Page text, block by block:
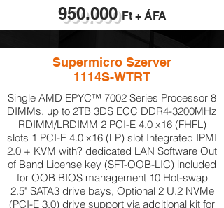
950.000 Ft + ÁFA
Supermicro Szerver
1114S-WTRT
Single AMD EPYC™ 7002 Series Processor 8
DIMMs, up to 2TB 3DS ECC DDR4-3200MHz
RDIMM/LRDIMM 2 PCI-E 4.0 x16 (FHFL)
slots 1 PCI-E 4.0 x16 (LP) slot Integrated IPMI
2.0 + KVM with? dedicated LAN Software Out
of Band License key (SFT-OOB-LIC) included
for OOB BIOS management 10 Hot-swap
2.5" SATA3 drive bays, Optional 2 U.2 NVMe
(PCI-E 3.0) drive support via additional kit for